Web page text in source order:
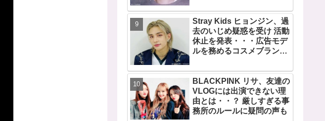
Stray Kids ヒョンジン、過
去のいじめ疑惑を受け 活動
休止を発表・・・広告モデ
ルを務めるコスメブランド
BLACKPINK リサ、友達の
VLOGには出演できない理
由とは・・？ 厳しすぎる事
務所のルールに疑問の声も